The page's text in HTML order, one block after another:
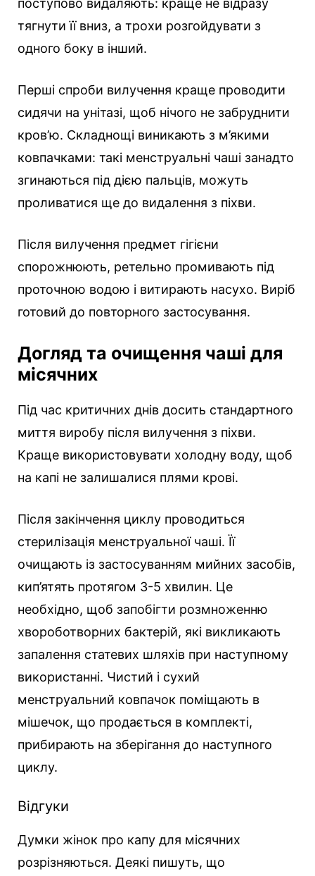
поступово видаляють: краще не відразу
тягнути її вниз, а трохи розгойдувати з
одного боку в інший.
Перші спроби вилучення краще проводити
сидячи на унітазі, щоб нічого не забруднити
кров’ю. Складнощі виникають з м’якими
ковпачками: такі менструальні чаші занадто
згинаються під дією пальців, можуть
проливатися ще до видалення з піхви.
Після вилучення предмет гігієни
спорожнюють, ретельно промивають під
проточною водою і витирають насухо. Виріб
готовий до повторного застосування.
Догляд та очищення чаші для
місячних
Під час критичних днів досить стандартного
миття виробу після вилучення з піхви.
Краще використовувати холодну воду, щоб
на капі не залишалися плями крові.
Після закінчення циклу проводиться
стерилізація менструальної чаші. Її
очищають із застосуванням мийних засобів,
кип’ятять протягом 3-5 хвилин. Це
необхідно, щоб запобігти розмноженню
хвороботворних бактерій, які викликають
запалення статевих шляхів при наступному
використанні. Чистий і сухий
менструальний ковпачок поміщають в
мішечок, що продається в комплекті,
прибирають на зберігання до наступного
циклу.
Відгуки
Думки жінок про капу для місячних
розрізняються. Деякі пишуть, що